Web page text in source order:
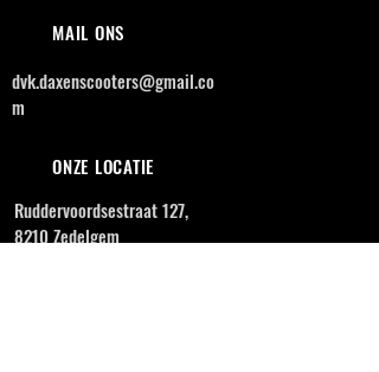
MAIL ONS
dvk.daxenscooters@gmail.co
m
ONZE LOCATIE
Ruddervoordsestraat 127,
8210 Zedelgem